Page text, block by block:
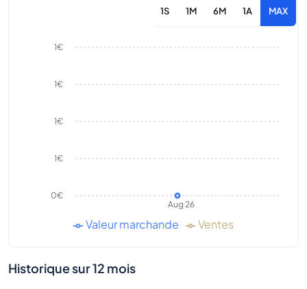
1S 1M 6M 1A MAX
Aug 26
0€
1€
1€
1€
1€
Valeur marchande Ventes
Historique sur 12 mois